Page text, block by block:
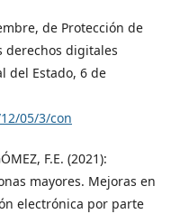
de Protección de
derechos digitales
del Estado, 6 de
05/3/con
F.E. (2021):
mayores. Mejoras en
electrónica por parte